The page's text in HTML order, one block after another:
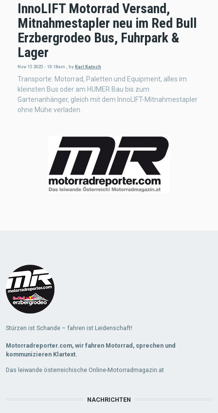
InnoLIFT Motorrad Versand,
Mitnahmestapler neu im Red Bull
Erzbergrodeo Bus, Fuhrpark &
Lager
Nov 15 2023 - 10:18am , by Karl Katoch
Transporte: Motorrad, Paletten und Equipment, alles im
kleinsten Bus oder am HUMER Bau bis zum
Gartenanhänger, gleich mit dem InnoLIFT-Mitnahmestapler
ohne Mühe verladen.
Stürzen ist Schande – fahren ist Leidenschaft!
Motorradreporter.com, wir fahren Motorrad, sprechen und
kommunizieren Klartext.
Das leiwande österreichische Online-Motorradmagazin.at
NACHRICHTEN